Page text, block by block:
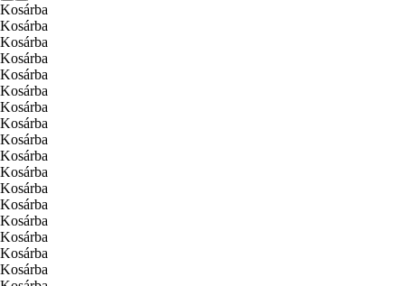
Kosárba
Kosárba
Kosárba
Kosárba
Kosárba
Kosárba
Kosárba
Kosárba
Kosárba
Kosárba
Kosárba
Kosárba
Kosárba
Kosárba
Kosárba
Kosárba
Kosárba